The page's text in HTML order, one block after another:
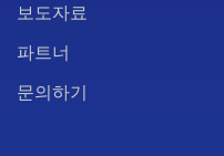
보도자료
파트너
문의하기